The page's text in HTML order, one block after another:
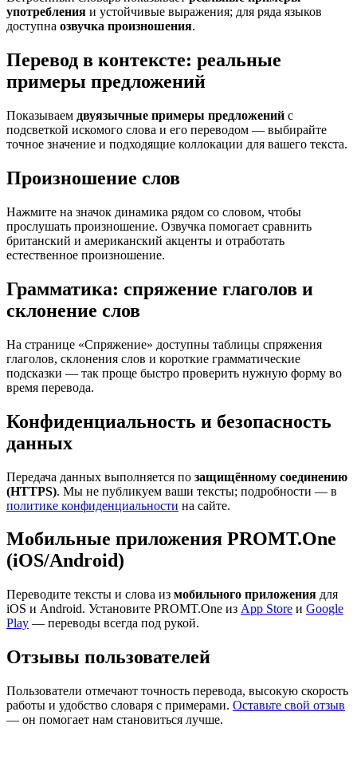
употребления и устойчивые выражения; для ряда языков
доступна озвучка произношения.
Перевод в контексте: реальные
примеры предложений
Показываем двуязычные примеры предложений с
подсветкой искомого слова и его переводом — выбирайте
точное значение и подходящие коллокации для вашего текста.
Произношение слов
Нажмите на значок динамика рядом со словом, чтобы
прослушать произношение. Озвучка помогает сравнить
британский и американский акценты и отработать
естественное произношение.
Грамматика: спряжение глаголов и
склонение слов
На странице «Спряжение» доступны таблицы спряжения
глаголов, склонения слов и короткие грамматические
подсказки — так проще быстро проверить нужную форму во
время перевода.
Конфиденциальность и безопасность
данных
Передача данных выполняется по защищённому соединению
(HTTPS). Мы не публикуем ваши тексты; подробности — в
политике конфиденциальности на сайте.
Мобильные приложения PROMT.One
(iOS/Android)
Переводите тексты и слова из мобильного приложения для
iOS и Android. Установите PROMT.One из App Store и Google
Play — переводы всегда под рукой.
Отзывы пользователей
Пользователи отмечают точность перевода, высокую скорость
работы и удобство словаря с примерами. Оставьте свой отзыв
— он помогает нам становиться лучше.